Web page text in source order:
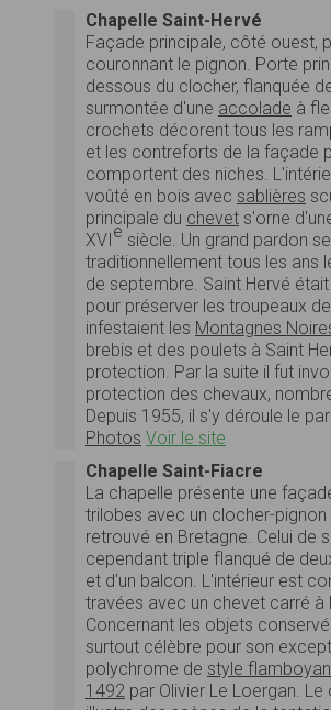
Chapelle Saint-Hervé
Façade principale, côté ouest,
couronnant le pignon. Porte
dessous du clocher, flanquée
surmontée d'une accolade à
crochets décorent tous les
et les contreforts de la façade
comportent des niches.
voûté en bois avec sablières
principale du chevet s'orne
XVI e siècle. Un grand pardon
traditionnellement tous les ans
de septembre. Saint Hervé
pour préserver les troupeaux
infestaient les Montagnes
brebis et des poulets à Saint
protection. Par la suite il fut
protection des chevaux,
Depuis 1955, il s'y déroule le
Photos Voir le site
Chapelle Saint-Fiacre
La chapelle présente une
trilobes avec un clocher-
retrouvé en Bretagne. Celui de
cependant triple flanqué de
et d'un balcon. L'intérieur est
travées avec un chevet carré à
Concernant les objets
surtout célèbre pour son
polychrome de style
1492 par Olivier Le Loergan.